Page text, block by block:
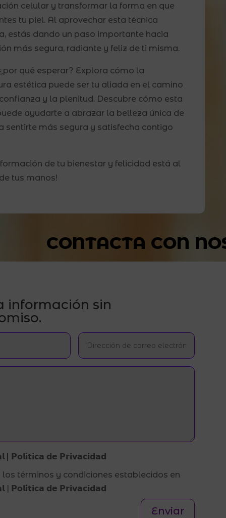
celular y transformar la forma en que
tu piel. Al aprovechar esta técnica
estás dando un paso importante hacia
más segura, radiante y feliz de ti misma.
qué esperar? Explora cómo la
estética puede ser tu aliada en el camino
y la plenitud. Descubre cómo esta
ayudarte a abrazar la belleza única de
sentirte más segura y satisfecha contigo
de tu bienestar y felicidad está al
tus manos!
CONTACTA CON
información sin
| 𝗣𝗼𝗹𝗶́𝘁𝗶𝗰𝗮 𝗱𝗲 𝗣𝗿𝗶𝘃𝗮𝗰𝗶𝗱𝗮𝗱
los términos y condiciones establecidos en
| 𝗣𝗼𝗹𝗶́𝘁𝗶𝗰𝗮 𝗱𝗲 𝗣𝗿𝗶𝘃𝗮𝗰𝗶𝗱𝗮𝗱
Enviar